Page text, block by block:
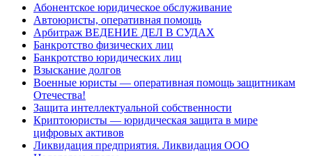
Абонентское юридическое обслуживание
Автоюристы, оперативная помощь
Арбитраж ВЕДЕНИЕ ДЕЛ В СУДАХ
Банкротство физических лиц
Банкротство юридических лиц
Взыскание долгов
Военные юристы — оперативная помощь защитникам
Отечества!
Защита интеллектуальной собственности
Криптоюристы — юридическая защита в мире
цифровых активов
Ликвидация предприятия. Ликвидация ООО